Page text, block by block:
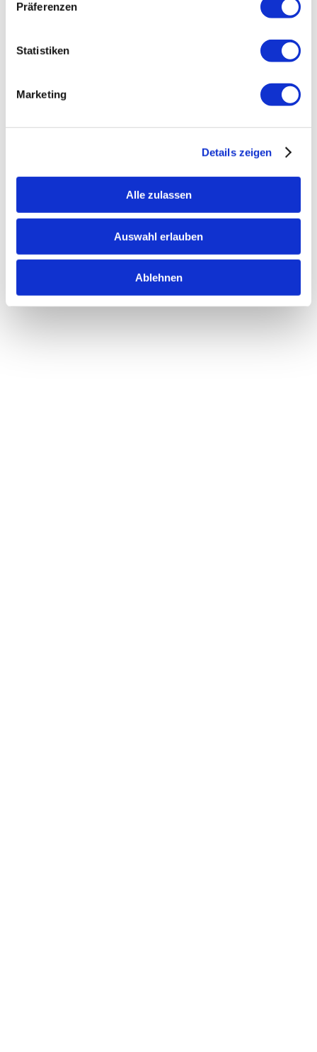
Präferenzen
Statistiken
Marketing
Details zeigen
Alle zulassen
Auswahl erlauben
Ablehnen